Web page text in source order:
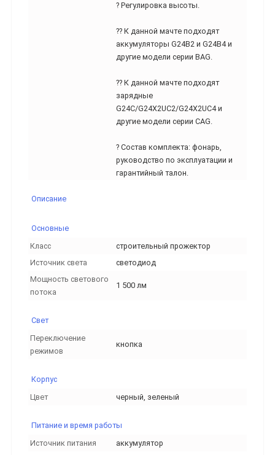
? Регулировка высоты.
?? К данной мачте подходят
аккумуляторы G24B2 и G24B4 и
другие модели серии BAG.
?? К данной мачте подходят
зарядные
G24C/G24X2UC2/G24X2UC4 и
другие модели серии CAG.
? Состав комплекта: фонарь,
руководство по эксплуатации и
гарантийный талон.
Описание
Основные
Класс
строительный прожектор
Источник света
светодиод
Мощность светового
потока
1 500 лм
Свет
Переключение
режимов
кнопка
Корпус
Цвет
черный, зеленый
Питание и время работы
Источник питания
аккумулятор